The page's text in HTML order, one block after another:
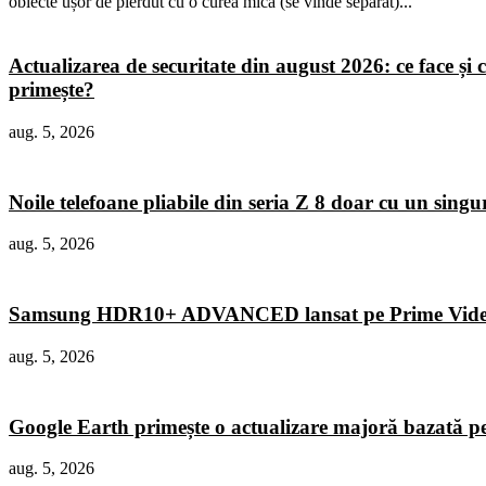
Actualizarea de securitate din august 2026: ce face și
primește?
aug. 5, 2026
Noile telefoane pliabile din seria Z 8 doar cu un
aug. 5, 2026
Samsung HDR10+ ADVANCED lansat pe Prime
aug. 5, 2026
Google Earth primește o actualizare majoră bazată
aug. 5, 2026